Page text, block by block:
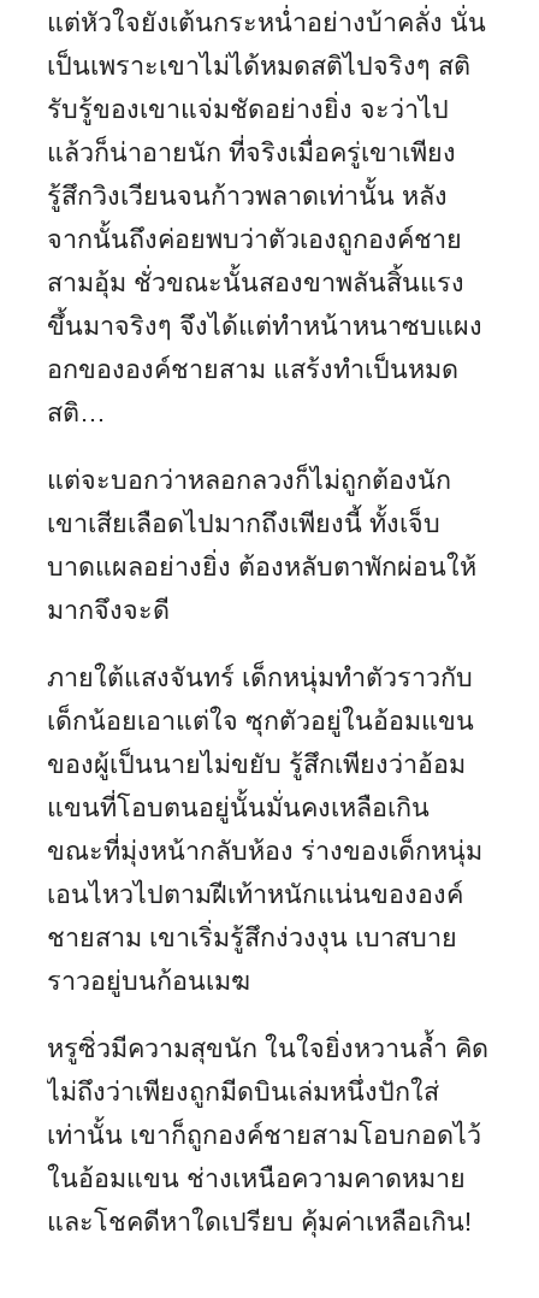
แต่หัวใจยังเต้นกระหน่ำอย่างบ้าคลั่ง นั่น
เป็นเพราะเขาไม่ได้หมดสติไปจริงๆ สติ
รับรู้ของเขาแจ่มชัดอย่างยิ่ง จะว่าไป
แล้วก็น่าอายนัก ที่จริงเมื่อครู่เขาเพียง
รู้สึกวิงเวียนจนก้าวพลาดเท่านั้น หลัง
จากนั้นถึงค่อยพบว่าตัวเองถูกองค์ชาย
สามอุ้ม ชั่วขณะนั้นสองขาพลันสิ้นแรง
ขึ้นมาจริงๆ จึงได้แต่ทำหน้าหนาซบแผง
อกขององค์ชายสาม แสร้งทำเป็นหมด
สติ…
แต่จะบอกว่าหลอกลวงก็ไม่ถูกต้องนัก
เขาเสียเลือดไปมากถึงเพียงนี้ ทั้งเจ็บ
บาดแผลอย่างยิ่ง ต้องหลับตาพักผ่อนให้
มากจึงจะดี
ภายใต้แสงจันทร์ เด็กหนุ่มทำตัวราวกับ
เด็กน้อยเอาแต่ใจ ซุกตัวอยู่ในอ้อมแขน
ของผู้เป็นนายไม่ขยับ รู้สึกเพียงว่าอ้อม
แขนที่โอบตนอยู่นั้นมั่นคงเหลือเกิน
ขณะที่มุ่งหน้ากลับห้อง ร่างของเด็กหนุ่ม
เอนไหวไปตามฝีเท้าหนักแน่นขององค์
ชายสาม เขาเริ่มรู้สึกง่วงงุน เบาสบาย
ราวอยู่บนก้อนเมฆ
หรูซิ่วมีความสุขนัก ในใจยิ่งหวานล้ำ คิด
ไม่ถึงว่าเพียงถูกมีดบินเล่มหนึ่งปักใส่
เท่านั้น เขาก็ถูกองค์ชายสามโอบกอดไว้
ในอ้อมแขน ช่างเหนือความคาดหมาย
และโชคดีหาใดเปรียบ คุ้มค่าเหลือเกิน!